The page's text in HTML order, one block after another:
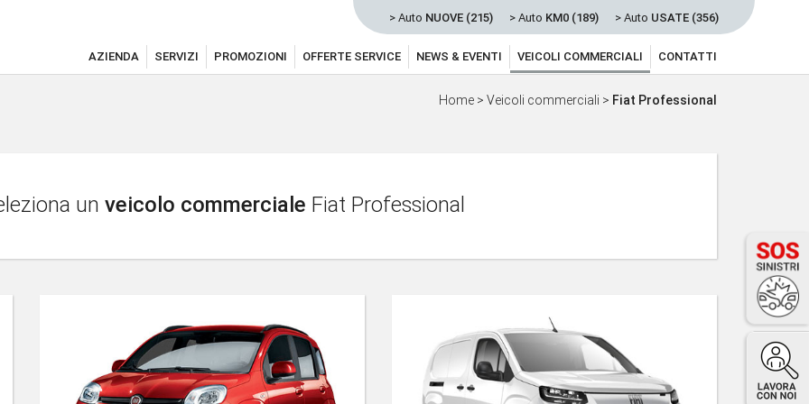
> Auto NUOVE (215) > Auto KM0 (189) > Auto USATE (356)
AZIENDA SERVIZI PROMOZIONI OFFERTE SERVICE NEWS & EVENTI VEICOLI COMMERCIALI CONTATTI
Home > Veicoli commerciali > Fiat Professional
unveicolo commerciale Fiat Professional